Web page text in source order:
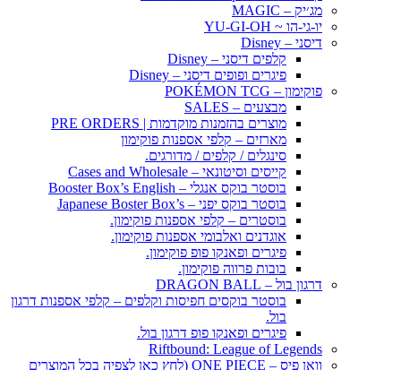
מג׳יק – MAGIC
יו-גי-הו ~ YU-GI-OH
דיסני – Disney
קלפים דיסני – Disney
פיגרים ופופים דיסני – Disney
פוקימון – POKÉMON TCG
מבצעים – SALES
מוצרים בהזמנות מוקדמות | PRE ORDERS
מארזים – קלפי אספנות פוקימון
סינגלים / קלפים / מדורגים.
קייסים וסיטונאי – Cases and Wholesale
בוסטר בוקס אנגלי – Booster Box’s English
בוסטר בוקס יפני – Japanese Boster Box’s
בוסטרים – קלפי אספנות פוקימון.
אוגדנים ואלבומי אספנות פוקימון.
פיגרים ופאנקו פופ פוקימון.
בובות פרווה פוקימון.
דרגון בול – DRAGON BALL
בוסטר בוקסים חפיסות וקלפים – קלפי אספנות דרגון
בול.
פיגרים ופאנקו פופ דרגון בול.
Riftbound: League of Legends
וואן פיס – ONE PIECE (לחץ כאן לצפיה בכל המוצרים